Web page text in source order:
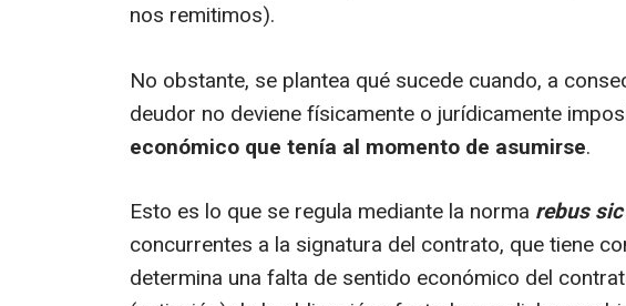
nos remitimos).
No obstante, se plantea qué sucede cuando, a
deudor no deviene físicamente o jurídicamente
económico que tenía al momento de asumirse.
Esto es lo que se regula mediante la norma rebus
concurrentes a la signatura del contrato, que tiene
determina una falta de sentido económico del